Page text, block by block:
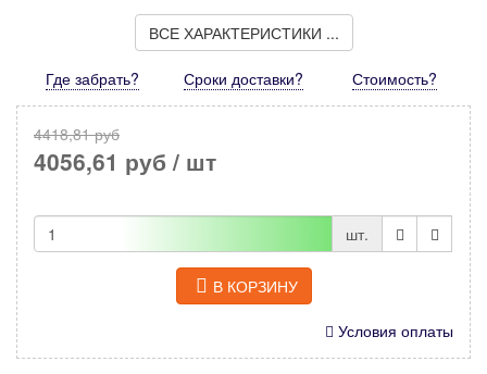
ВСЕ ХАРАКТЕРИСТИКИ ...
Где забрать? Сроки доставки? Стоимость?
4418,81 руб
4056,61 руб / шт
шт.
В КОРЗИНУ
Условия оплаты